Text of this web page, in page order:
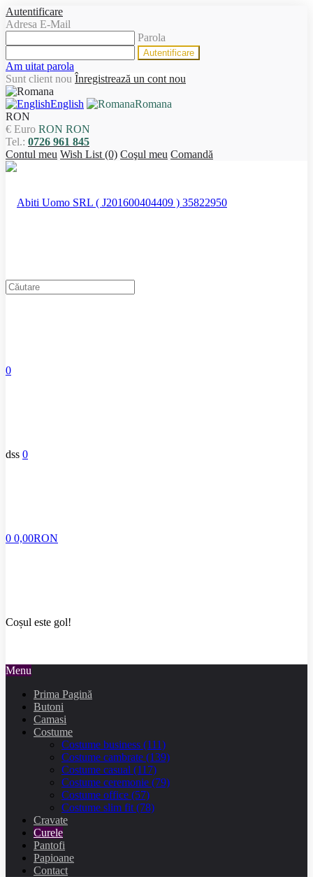
Autentificare
Adresa E-Mail
Parola
Am uitat parola
Sunt client nou Înregistrează un cont nou
English
Romana
RON
€ Euro RON RON
Tel.: 0726 961 845
Contul meu Wish List (0) Coşul meu Comandă
0
dss 0
0 0,00RON
Coșul este gol!
Menu
Prima Pagină
Butoni
Camasi
Costume
Costume business (111)
Costume cambrate (139)
Costume casual (117)
Costume ceremonie (79)
Costume office (57)
Costume slim fit (78)
Cravate
Curele
Pantofi
Papioane
Contact